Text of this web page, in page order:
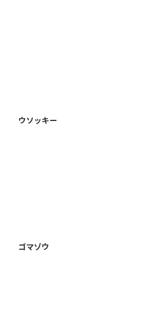
ウソッキー
ゴマゾウ